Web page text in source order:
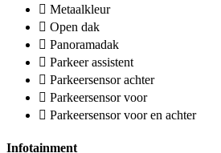
Metaalkleur
Open dak
Panoramadak
Parkeer assistent
Parkeersensor achter
Parkeersensor voor
Parkeersensor voor en achter
Infotainment